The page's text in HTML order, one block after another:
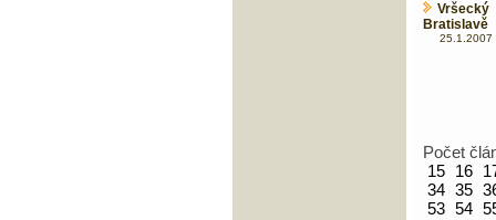
Bratislavě
25.1.2007
Počet
15 16
34 35
53 54